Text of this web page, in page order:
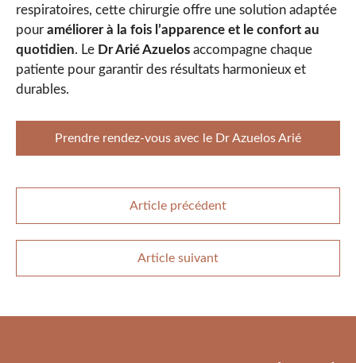
respiratoires, cette chirurgie offre une solution adaptée
pour améliorer à la fois l’apparence et le confort au
quotidien. Le Dr Arié Azuelos accompagne chaque
patiente pour garantir des résultats harmonieux et
durables.
Prendre rendez-vous avec le Dr Azuelos Arié
Article précédent
Article suivant